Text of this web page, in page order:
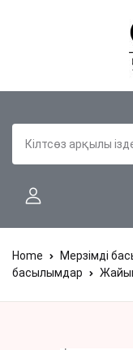
Home Мерзімді
басылымдар